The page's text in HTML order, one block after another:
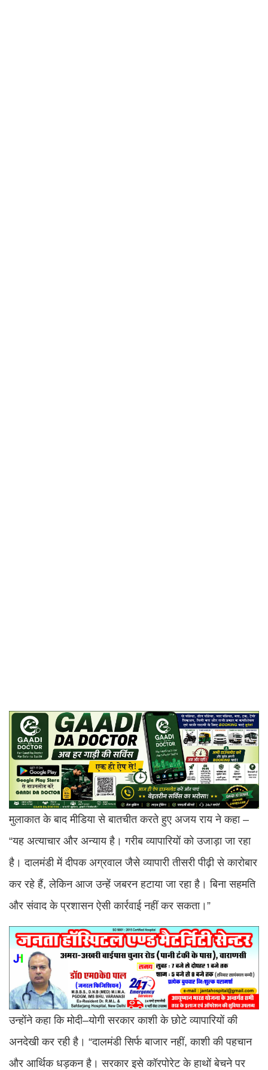
मुलाकात के बाद मीडिया से बातचीत करते हुए अजय राय ने कहा –
“यह अत्याचार और अन्याय है। गरीब व्यापारियों को उजाड़ा जा रहा
है। दालमंडी में दीपक अग्रवाल जैसे व्यापारी तीसरी पीढ़ी से कारोबार
कर रहे हैं, लेकिन आज उन्हें जबरन हटाया जा रहा है। बिना सहमति
और संवाद के प्रशासन ऐसी कार्रवाई नहीं कर सकता।”
उन्होंने कहा कि मोदी–योगी सरकार काशी के छोटे व्यापारियों की
अनदेखी कर रही है। “दालमंडी सिर्फ बाजार नहीं, काशी की पहचान
और आर्थिक धड़कन है। सरकार इसे कॉरपोरेट के हाथों बेचने पर